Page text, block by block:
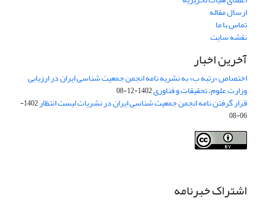
ارسال مقاله
تماس با ما
نقشه سایت
آخرین اخبار
اختصاص «رتبه ب» به نشریه نامه انجمن جمعیت شناسی ایران در ارزیابی
وزارت علوم، تحقیقات و فناوری1402-12-08
قرار گرفتن نامه انجمن جمعیت شناسی ایران در نشریات لیست انتظار
1402-
06-08
اشتراک خبرنامه